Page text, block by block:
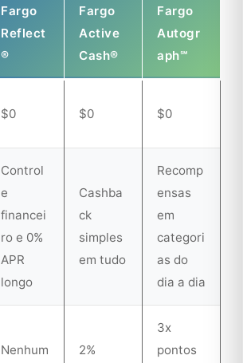
Fargo
Reflect
®
Fargo
Active
Cash®
Fargo
Autogr
aph℠
$0 $0 $0
Control
e
financei
ro e 0%
APR
longo
Cashba
ck
simples
em tudo
Recomp
ensas
em
categori
as do
dia a dia
Nenhum
2%
3x
pontos